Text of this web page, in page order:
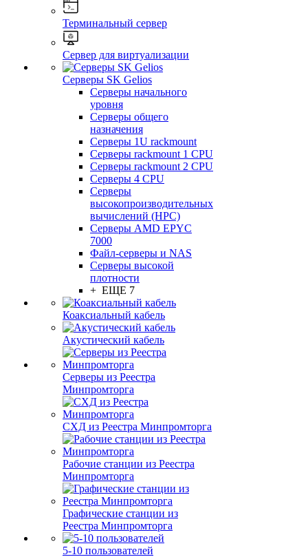
Терминальный сервер
Сервер для виртуализации
Серверы SK Gelios
Серверы начального
уровня
Серверы общего
назначения
Серверы 1U rackmount
Серверы rackmount 1 CPU
Серверы rackmount 2 CPU
Серверы 4 CPU
Серверы
высокопроизводительных
вычислений (HPC)
Серверы AMD EPYC
7000
Файл-серверы и NAS
Серверы высокой
плотности
+ ЕЩЕ 7
Коаксиальный кабель
Акустический кабель
Серверы из Реестра
Минпромторга
СХД из Реестра Минпромторга
Рабочие станции из Реестра
Минпромторга
Графические станции из
Реестра Минпромторга
5-10 пользователей